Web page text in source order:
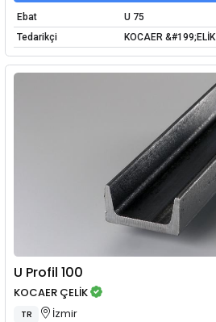
Ebat
U 75
Tedarikçi
KOCAER &#199;ELİK
U Profil 100
KOCAER ÇELİK
TR İzmir